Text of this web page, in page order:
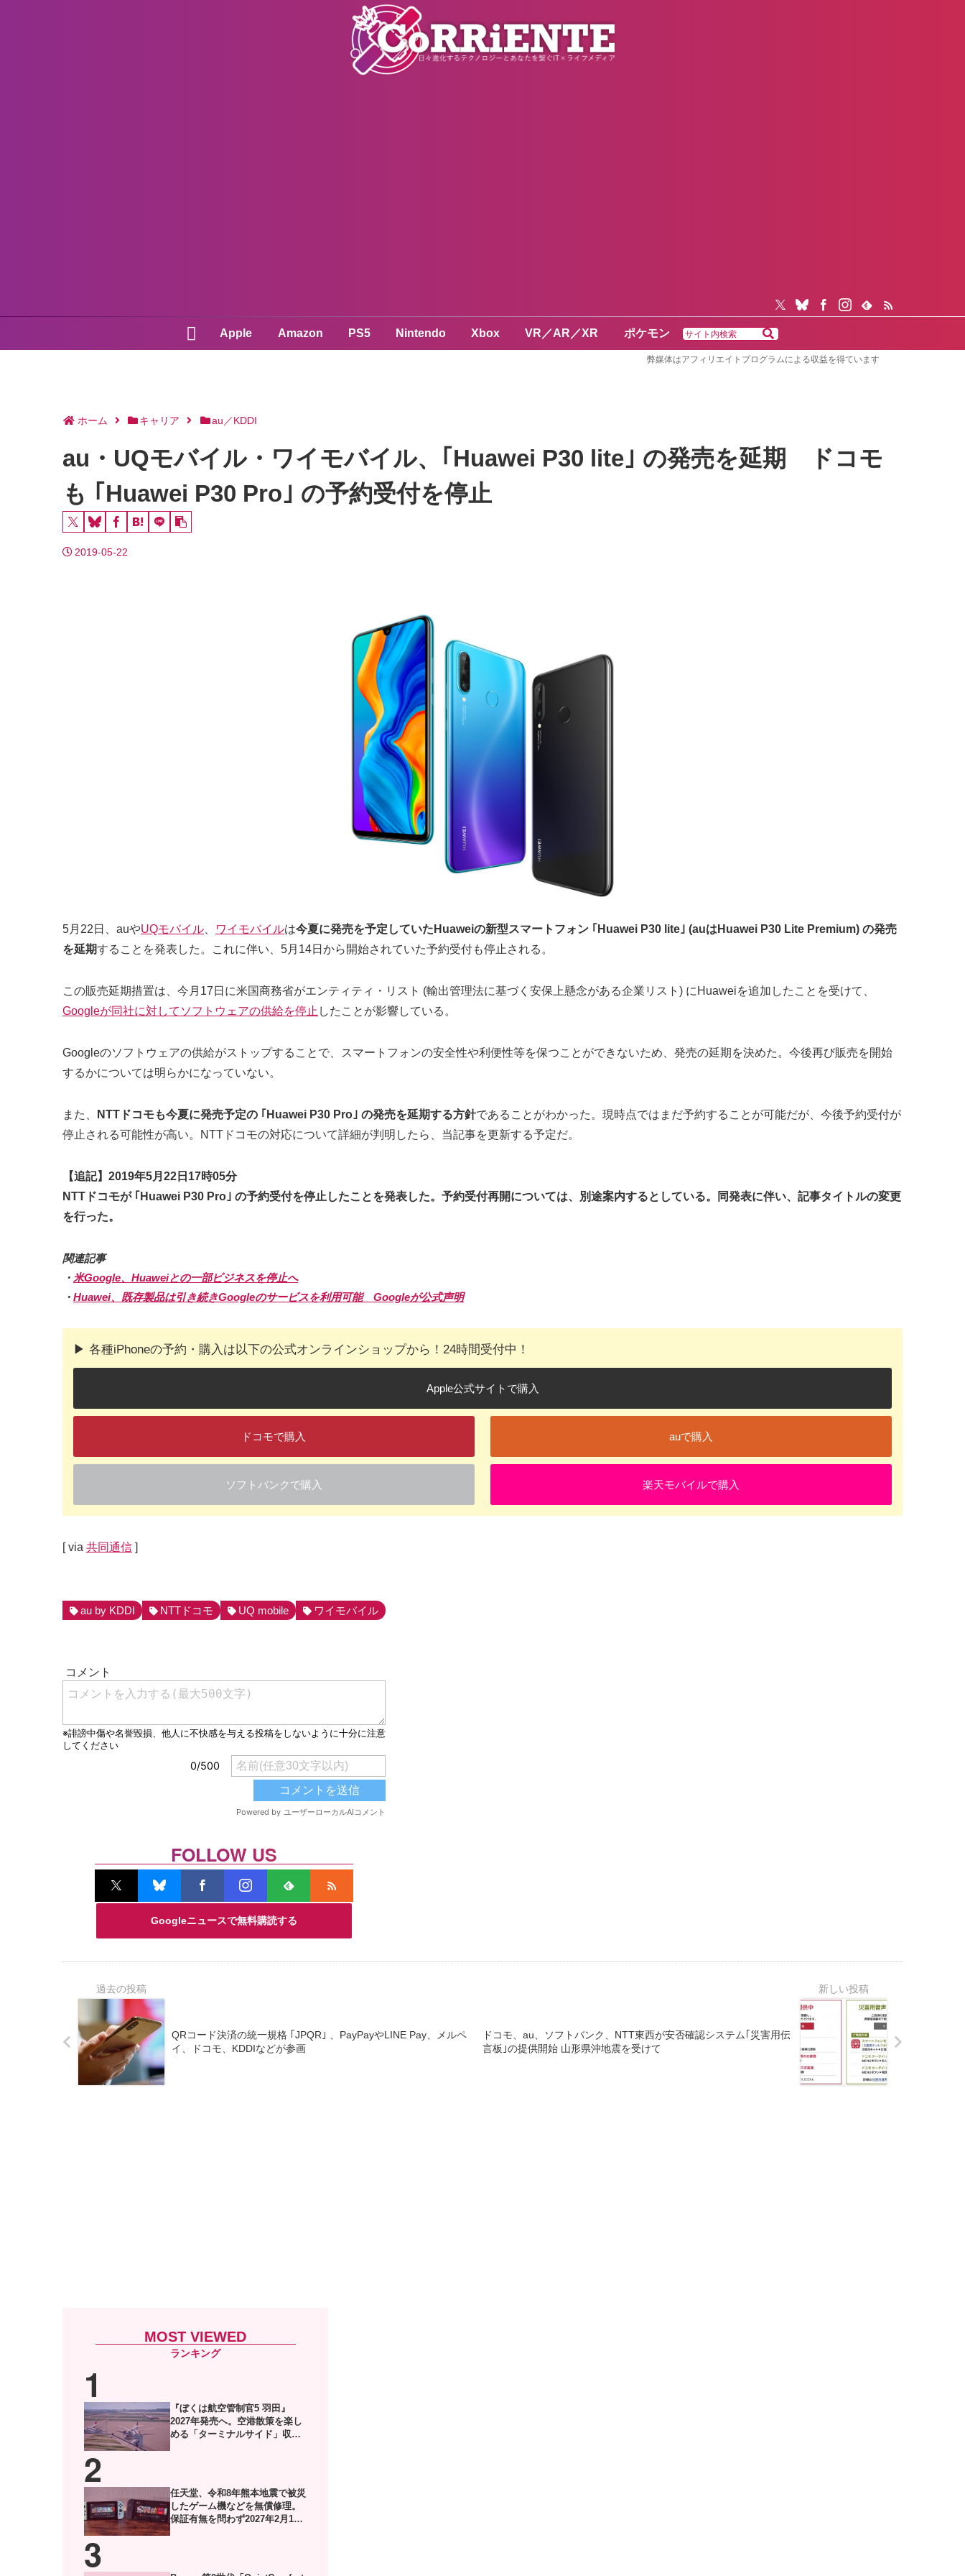
Apple Amazon PS5 Nintendo Xbox VR／AR／XR ポケモン
弊媒体はアフィリエイトプログラムによる収益を得ています
ホーム キャリア au／KDDI
au・UQモバイル・ワイモバイル、｢Huawei P30 lite｣ の発売を延期 ドコモ
も ｢Huawei P30 Pro｣ の予約受付を停止
2019-05-22
5月22日、auやUQモバイル ワイモバイルは今夏に発売を予定していたHuaweiの新型スマートフォン ｢Huawei P30 lite｣ (auはHuawei P30 Lite Premium) の発売
を延期することを発表した。これに伴い、5月14日から開始されていた予約受付も停止される。
この販売延期措置は、今月17日に米国商務省がエンティティ・リスト (輸出管理法に基づく安保上懸念がある企業リスト) にHuaweiを追加したことを受けて、
Googleが同社に対してソフトウェアの供給を停止 したことが影響している。
Googleのソフトウェアの供給がストップすることで、スマートフォンの安全性や利便性等を保つことができないため、発売の延期を決めた。今後再び販売を開始
するかについては明らかになっていない。
また、 NTTドコモも今夏に発売予定の ｢Huawei P30 Pro｣ の発売を延期する方針であることがわかった。現時点ではまだ予約することが可能だが、今後予約受付が
停止される可能性が高い。NTTドコモの対応について詳細が判明したら、当記事を更新する予定だ。
【追記】2019年5月22日17時05分
NTTドコモが ｢Huawei P30 Pro｣ の予約受付を停止したことを発表した。予約受付再開については、別途案内するとしている。同発表に伴い、記事タイトルの変更
を行った。
関連記事
・ 米Google、Huaweiとの一部ビジネスを停止へ
・ Huawei、既存製品は引き続きGoogleのサービスを利用可能 Googleが公式声明
▶︎ 各種iPhoneの予約・購入は以下の公式オンラインショップから！24時間受付中！
Apple公式サイトで購入
ドコモで購入 auで購入
ソフトバンクで購入 楽天モバイルで購入
[ via 共同通信 ]
au by KDDI NTTドコモ UQ mobile ワイモバイル
Googleニュースで無料購読する
FOLLOW US
QRコード決済の統一規格 ｢JPQR｣ 、PayPayやLINE Pay、メルペ
イ、ドコモ、KDDIなどが参画
ドコモ、au、ソフトバンク、NTT東西が安否確認システム｢災害用伝
言板｣の提供開始 山形県沖地震を受けて
MOST VIEWED
『ぼくは航空管制官5 羽田』
2027年発売へ。空港散策を楽し
める「ターミナルサイド」収録
任天堂、令和8年熊本地震で被災
したゲーム機などを無償修理。
保証有無を問わず2027年2月1日